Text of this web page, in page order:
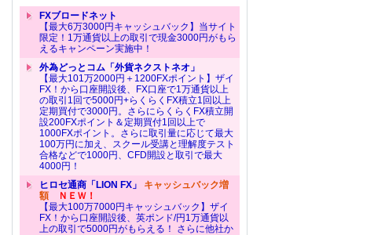
FXブロードネット
【最大6万3000円キャッシュバック】当サイト
限定！1万通貨以上の取引で現金3000円がもら
えるキャンペーン実施中！
外為どっとコム「外貨ネクストネオ」
【最大101万2000円＋1200FXポイント】ザイ
FX！から口座開設後、FX口座で1万通貨以上
の取引1回で5000円+らくらくFX積立1回以上
定期買付で3000円。さらにらくらくFX積立開
設200FXポイント＆定期買付1回以上で
1000FXポイント。さらに取引量に応じて最大
100万円に加え、スクール受講と理解度テスト
合格などで1000円、CFD開設と取引で最大
4000円！
ヒロセ通商「LION FX」 キャッシュバック増
額ＮＥＷ！
【最大100万7000円キャッシュバック】ザイ
FX！から口座開設後、英ポンド/円1万通貨以
上の取引で5000円がもらえる！ さらに他社か